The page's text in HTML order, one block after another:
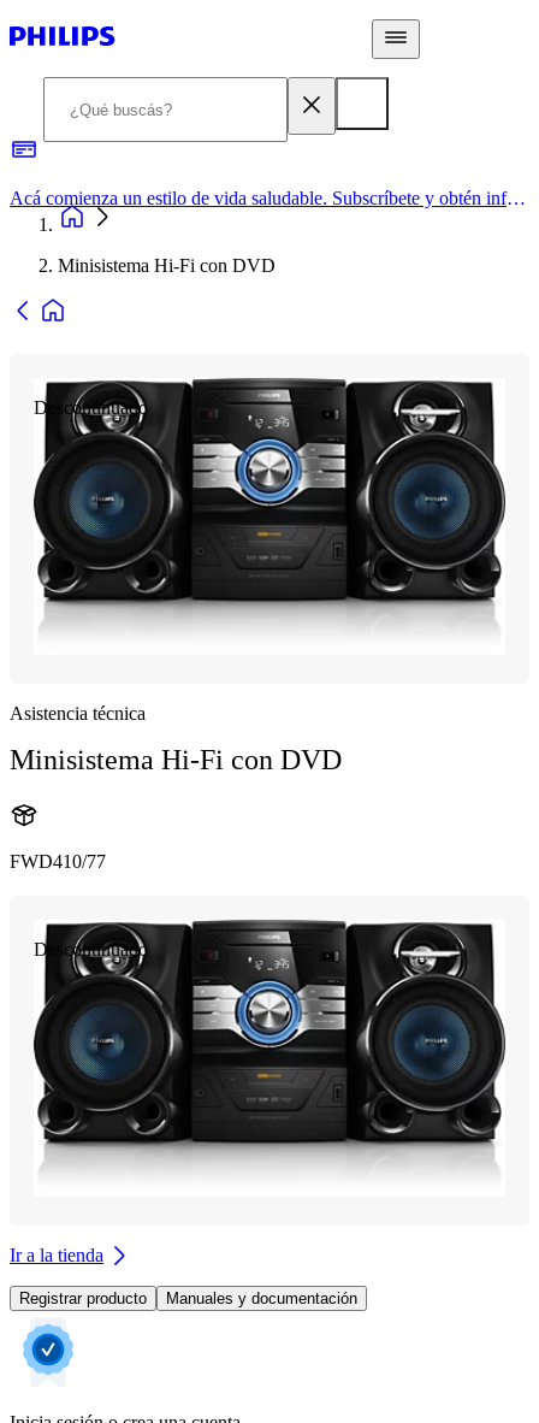
Acá comienza un estilo de vida saludable. Subscríbete y obtén información de primera mano
Minisistema Hi-Fi con DVD
Descontinuado
Asistencia técnica
Minisistema Hi-Fi con DVD
FWD410/77
Descontinuado
Ir a la tienda
Registrar producto Manuales y documentación